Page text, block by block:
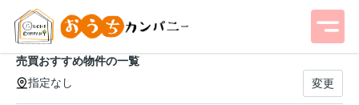
売買おすすめ物件の一覧
指定なし
変更